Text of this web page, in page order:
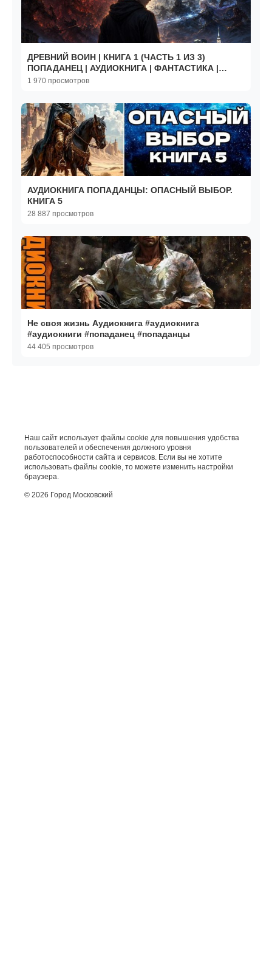
ДРЕВНИЙ ВОИН | КНИГА 1 (ЧАСТЬ 1 ИЗ 3)
ПОПАДАНЕЦ | АУДИОКНИГА | ФАНТАСТИКА |
#аудиокнига #фантастика
1 970 просмотров
АУДИОКНИГА ПОПАДАНЦЫ: ОПАСНЫЙ ВЫБОР.
КНИГА 5
28 887 просмотров
Не своя жизнь Аудиокнига #аудиокнига
#аудиокниги #попаданец #попаданцы
44 405 просмотров
Наш сайт использует файлы cookie для повышения удобства
пользователей и обеспечения должного уровня
работоспособности сайта и сервисов. Если вы не хотите
использовать файлы cookie, то можете изменить настройки
браузера.
© 2026 Город Московский